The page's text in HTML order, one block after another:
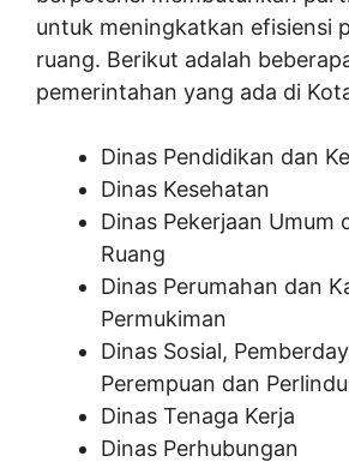
untuk meningkatkan efisiensi
ruang. Berikut adalah
pemerintahan yang ada di
Dinas Pendidikan dan
Dinas Kesehatan
Dinas Pekerjaan Umum
Ruang
Dinas Perumahan dan
Permukiman
Dinas Sosial,
Perempuan dan
Dinas Tenaga Kerja
Dinas Perhubungan